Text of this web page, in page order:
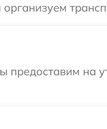
предоставим на